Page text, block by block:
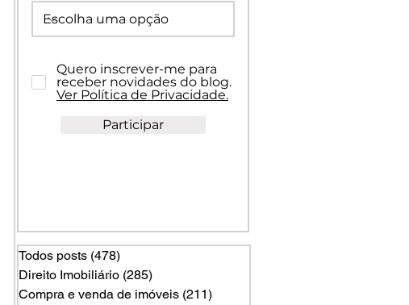
Quero inscrever-me para
receber novidades do blog.
Ver Política de Privacidade.
Participar
Todos posts (478)
Direito Imobiliário (285)
Compra e venda de imóveis (211)